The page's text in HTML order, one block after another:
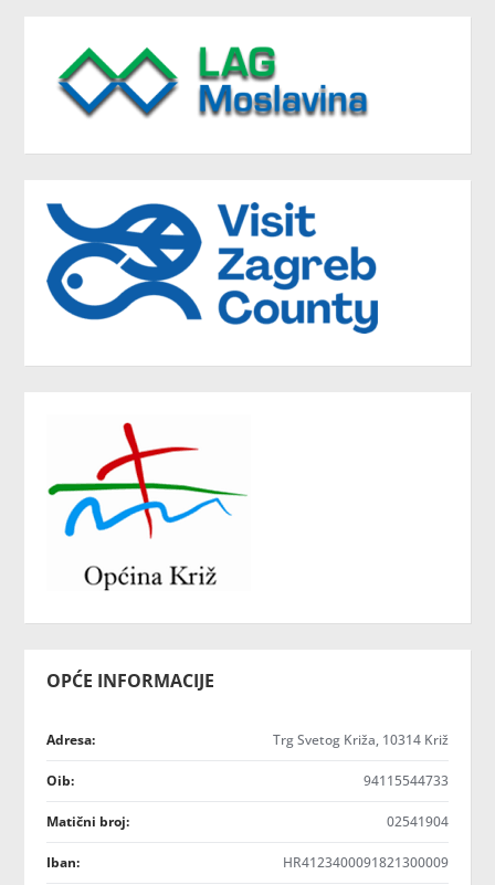
OPĆE INFORMACIJE
Adresa: Trg Svetog Križa, 10314 Križ
Oib: 94115544733
Matični broj: 02541904
Iban: HR4123400091821300009